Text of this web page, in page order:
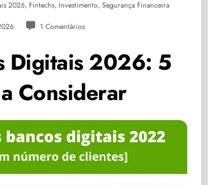
2026, Fintechs, Investimento, Segurança Financeira
1 Comentários
Digitais 2026: 5
Considerar